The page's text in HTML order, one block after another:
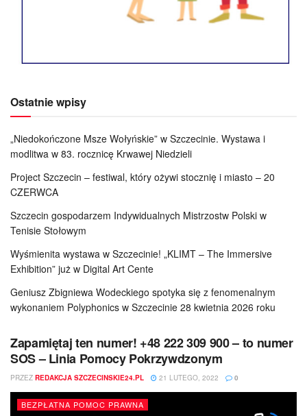
Ostatnie wpisy
„Niedokończone Msze Wołyńskie” w Szczecinie. Wystawa i
modlitwa w 83. rocznicę Krwawej Niedzieli
Project Szczecin – festiwal, który ożywi stocznię i miasto – 20
CZERWCA
Szczecin gospodarzem Indywidualnych Mistrzostw Polski w
Tenisie Stołowym
Wyśmienita wystawa w Szczecinie! „KLIMT – The Immersive
Exhibition” już w Digital Art Cente
Geniusz Zbigniewa Wodeckiego spotyka się z fenomenalnym
wykonaniem Polyphonics w Szczecinie 28 kwietnia 2026 roku
Zapamiętaj ten numer! +48 222 309 900 – to numer
SOS – Linia Pomocy Pokrzywdzonym
PRZEZ REDAKCJA SZCZECINSKIE24.PL 21 LUTEGO, 2022 0
BEZPŁATNA POMOC PRAWNA